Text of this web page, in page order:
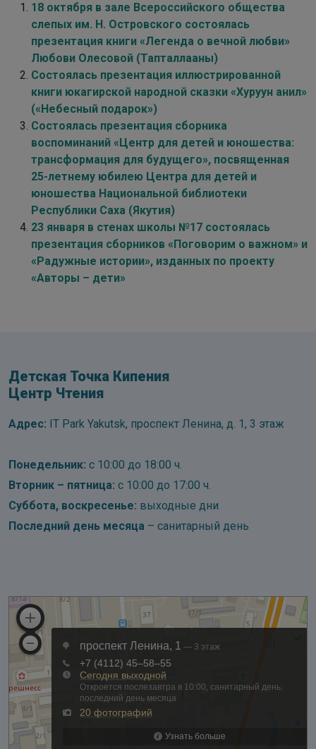
18 октября в зале Всероссийского общества
слепых им. Н. Островского состоялась
презентация книги «Легенда о вечной любви»
Любови Олесовой (Тапталлааны)
Состоялась презентация иллюстрированной
книги юкагирской народной сказки «Хуруун анил»
(«Небесный подарок»)
Состоялась презентация сборника
воспоминаний «Центр для детей и юношества:
трансформация для будущего», посвященная
25-летнему юбилею Центра для детей и
юношества Национальной библиотеки
Республики Саха (Якутия)
23 января в стенах школы №17 состоялась
презентация сборников «Поговорим о важном» и
«Радужные истории», изданных по проекту
«Авторы – дети»
Детская Точка Кипения
Центр Чтения
Адрес: IT Park Yakutsk, проспект Ленина, д. 1, 3 этаж
Понедельник: с 10:00 до 18:00 ч.
Вторник – пятница: с 10:00 до 17:00 ч.
Суббота, воскресенье: выходные дни
Последний день месяца – санитарный день